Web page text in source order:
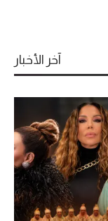
آخر الأخبار